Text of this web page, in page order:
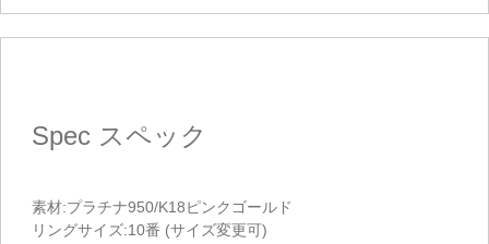
Spec スペック
素材:プラチナ950/K18ピンクゴールド
リングサイズ:10番 (サイズ変更可)